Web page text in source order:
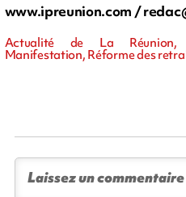
www.ipreunion.com /
Actualité de La Réunion,
Manifestation, Réforme des